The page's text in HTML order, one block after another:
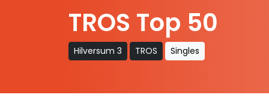
TROS Top 50
Hilversum 3 TROS Singles